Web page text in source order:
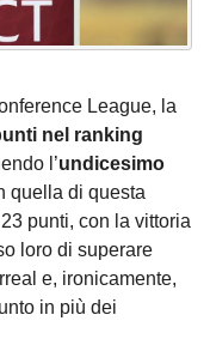
League, la
nel ranking
l’undicesimo
quella di questa
punti, con la vittoria
loro di superare
e, ironicamente,
in più dei